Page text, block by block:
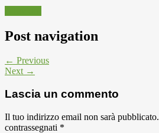
Post navigation
← Previous
Next →
Lascia un commento
Il tuo indirizzo email non sarà pubblicato.
contrassegnati *